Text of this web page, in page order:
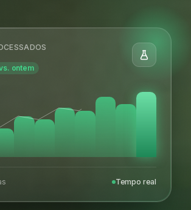
ontem
Tempo real